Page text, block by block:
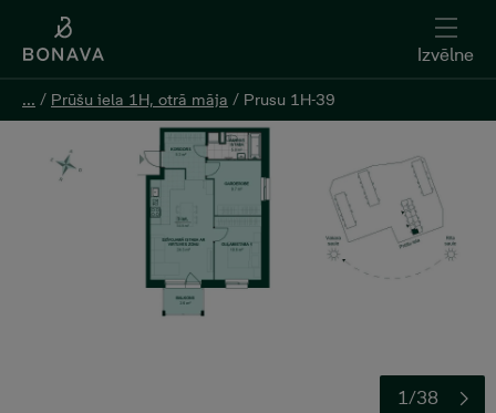
Izvēlne
... / Prūšu iela 1H, otrā māja / Prusu 1H-39
1/38
Izvēlne
... / Prūšu iela 1H, otrā māja / Prusu 1H-39